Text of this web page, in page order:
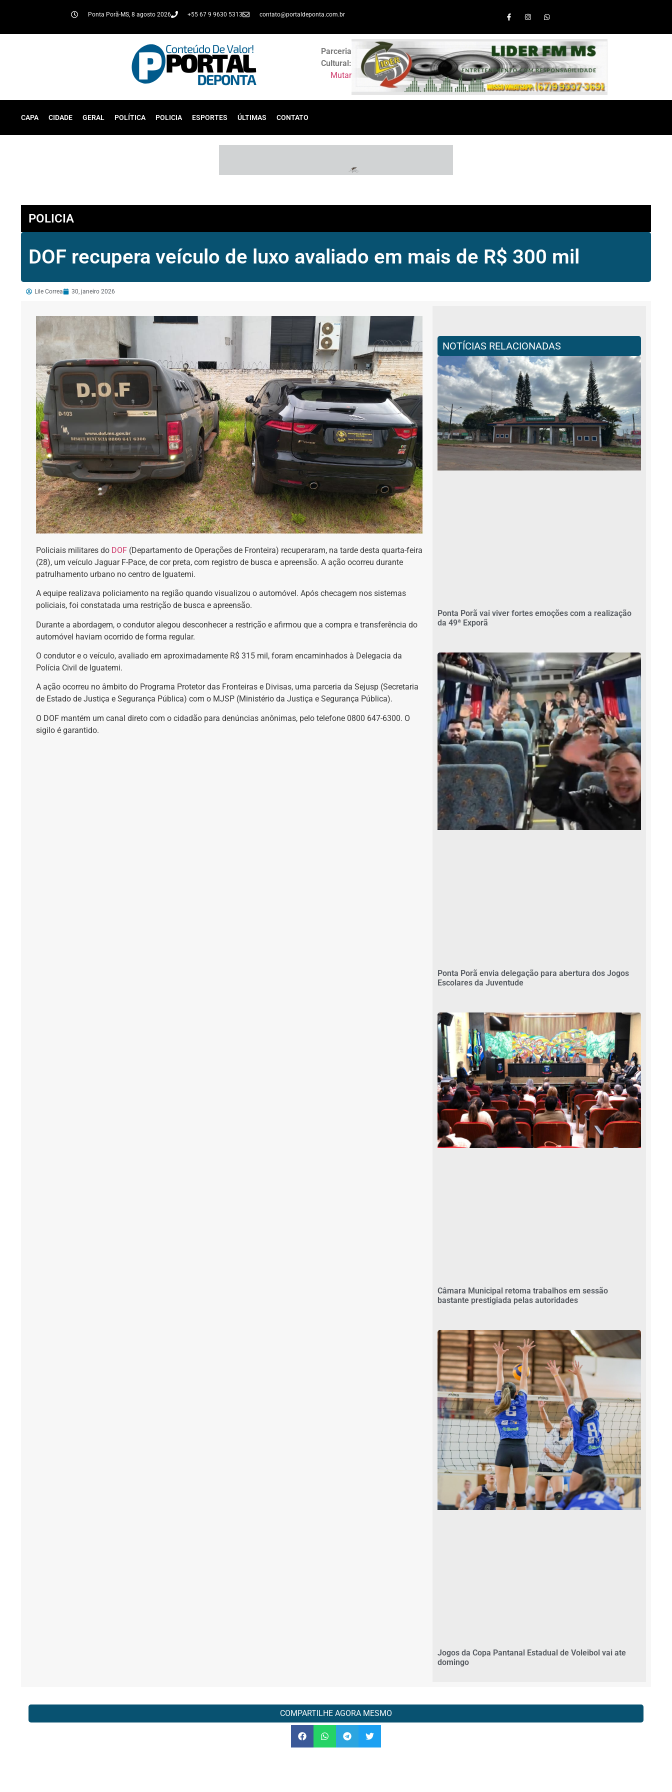
Ponta Porã-MS, 8 agosto 2026 +55 67 9 9630 5313 contato@portaldeponta.com.br
Parceria
Cultural:
Mutar
CAPA CIDADE GERAL POLÍTICA POLICIA ESPORTES ÚLTIMAS CONTATO
POLICIA
DOF recupera veículo de luxo avaliado em mais de R$ 300 mil
Lile Correa 30, janeiro 2026
Policiais militares do DOF (Departamento de Operações de Fronteira) recuperaram, na tarde desta quarta-feira
(28), um veículo Jaguar F-Pace, de cor preta, com registro de busca e apreensão. A ação ocorreu durante
patrulhamento urbano no centro de Iguatemi.
A equipe realizava policiamento na região quando visualizou o automóvel. Após checagem nos sistemas
policiais, foi constatada uma restrição de busca e apreensão.
Durante a abordagem, o condutor alegou desconhecer a restrição e afirmou que a compra e transferência do
automóvel haviam ocorrido de forma regular.
O condutor e o veículo, avaliado em aproximadamente R$ 315 mil, foram encaminhados à Delegacia da
Polícia Civil de Iguatemi.
A ação ocorreu no âmbito do Programa Protetor das Fronteiras e Divisas, uma parceria da Sejusp (Secretaria
de Estado de Justiça e Segurança Pública) com o MJSP (Ministério da Justiça e Segurança Pública).
O DOF mantém um canal direto com o cidadão para denúncias anônimas, pelo telefone 0800 647-6300. O
sigilo é garantido.
NOTÍCIAS RELACIONADAS
Ponta Porã vai viver fortes emoções com a realização
da 49ª Exporã
Ponta Porã envia delegação para abertura dos Jogos
Escolares da Juventude
Câmara Municipal retoma trabalhos em sessão
bastante prestigiada pelas autoridades
Jogos da Copa Pantanal Estadual de Voleibol vai ate
domingo
COMPARTILHE AGORA MESMO